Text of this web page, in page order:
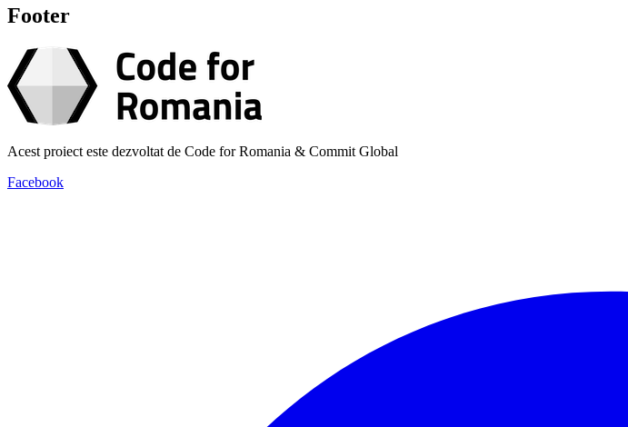
Footer
Acest proiect este dezvoltat de Code for Romania & Commit Global
Facebook